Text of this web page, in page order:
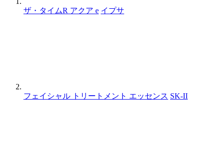
ザ・タイムR アクア e イプサ
フェイシャル トリートメント エッセンス SK-II